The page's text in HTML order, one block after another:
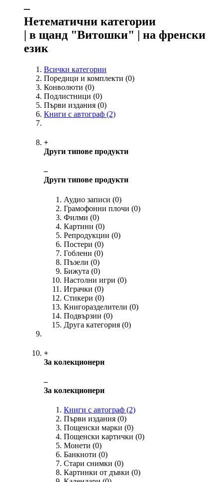
‒
Нетематични категории
| в щанд "Витошки" | на френски
език
Всички категории
Поредици и комплекти (0)
Конволюти (0)
Подлистници (0)
Първи издания (0)
Книги с автограф (2)
+
Други типове продукти
‒
Други типове продукти
Аудио записи (0)
Грамофонни плочи (0)
Филми (0)
Картини (0)
Репродукции (0)
Постери (0)
Гоблени (0)
Пъзели (0)
Бижута (0)
Настолни игри (0)
Играчки (0)
Стикери (0)
Книгоразделители (0)
Подвързии (0)
Друга категория (0)
+
За колекционери
‒
За колекционери
Книги с автограф (2)
Първи издания (0)
Пощенски марки (0)
Пощенски картички (0)
Монети (0)
Банкноти (0)
Стари снимки (0)
Картинки от дъвки (0)